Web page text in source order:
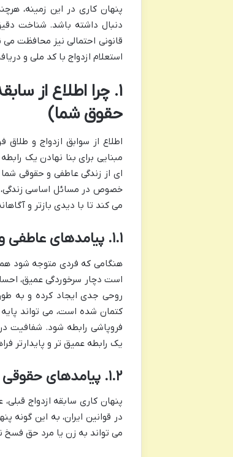
پنهان کاری در این زمینه،
دنبال داشته باشد. شناخت
قانونی احتمالی نیز محافظت
استعلام ازدواج با کد ملی و
۱. چرا اطلاع از
حقوق شما)
اطلاع از سوابق ازدواج و
مبنایی برای بنا نهادن یک
ای از زندگی عاطفی و حقوقی
خصوص در مسائل اساسی
می کند تا با دیدی بازتر و
۱.۱. پیامدهای عاطفی و روانی
هنگامی که فردی متوجه شود
است دچار سرخوردگی عمیق،
روحی جدی ایجاد کرده و به
کتمان شده است، می تواند
فروپاشی رابطه شود. شفافیت
یک رابطه عمیق تر و پایدارتر
۱.۲. پیامدهای حقوقی و شرعی
پنهان کاری سابقه ازدواج
در قوانین ایران، به این گونه
می تواند به زن یا مرد حق فسخ